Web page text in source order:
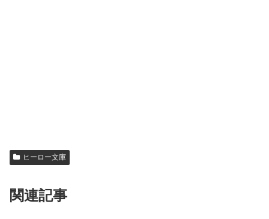
ヒーロー文庫
関連記事